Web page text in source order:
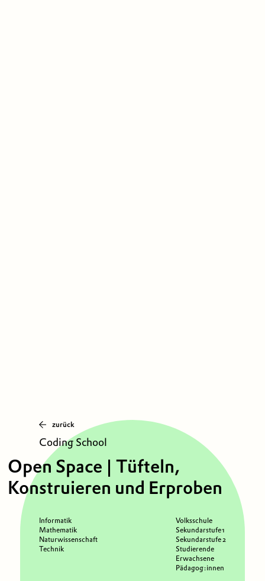
zurück
Coding School
Open Space | Tüfteln,
Konstruieren und Erproben
Informatik
Mathematik
Naturwissenschaft
Technik
Volksschule
Sekundarstufe 1
Sekundarstufe 2
Studierende
Erwachsene
Pädagog:innen